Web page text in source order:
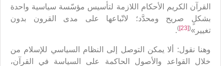
القرآن الكريم الأحكام اللازمة لتأسيس مؤسّسة سياسية واحدة
بشكلٍ صريح ومحدَّد؛ لاتّباعها على مدى القرون بدون
تغيير»(
[23]
)
.
وهنا نقول: ألا يمكن التوصل إلى النظام السياسي للإسلام من
خلال القواعد والأصول الحاكمة على السياسة في القرآن،